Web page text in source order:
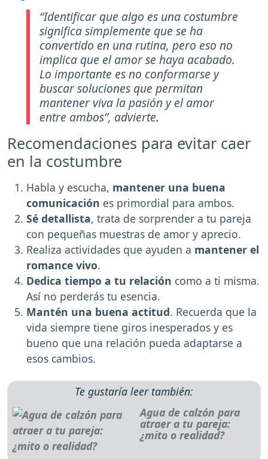
“Identificar que algo es una costumbre
significa simplemente que se ha
convertido en una rutina, pero eso no
implica que el amor se haya acabado.
Lo importante es no conformarse y
buscar soluciones que permitan
mantener viva la pasión y el amor
entre ambos”, advierte.
Recomendaciones para evitar caer
en la costumbre
Habla y escucha, mantener una buena
comunicación es primordial para ambos.
Sé detallista, trata de sorprender a tu pareja
con pequeñas muestras de amor y aprecio.
Realiza actividades que ayuden a mantener el
romance vivo.
Dedica tiempo a tu relación como a ti misma.
Así no perderás tu esencia.
Mantén una buena actitud. Recuerda que la
vida siempre tiene giros inesperados y es
bueno que una relación pueda adaptarse a
esos cambios.
Te gustaría leer también:
Agua de calzón para
atraer a tu pareja:
¿mito o realidad?